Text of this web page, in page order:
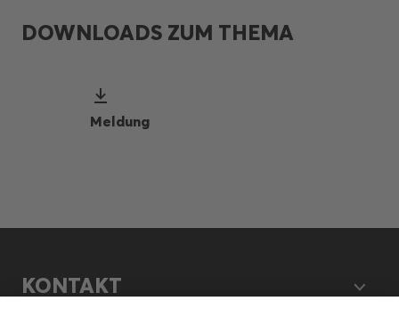
DOWNLOADS ZUM THEMA
Meldung
KONTAKT